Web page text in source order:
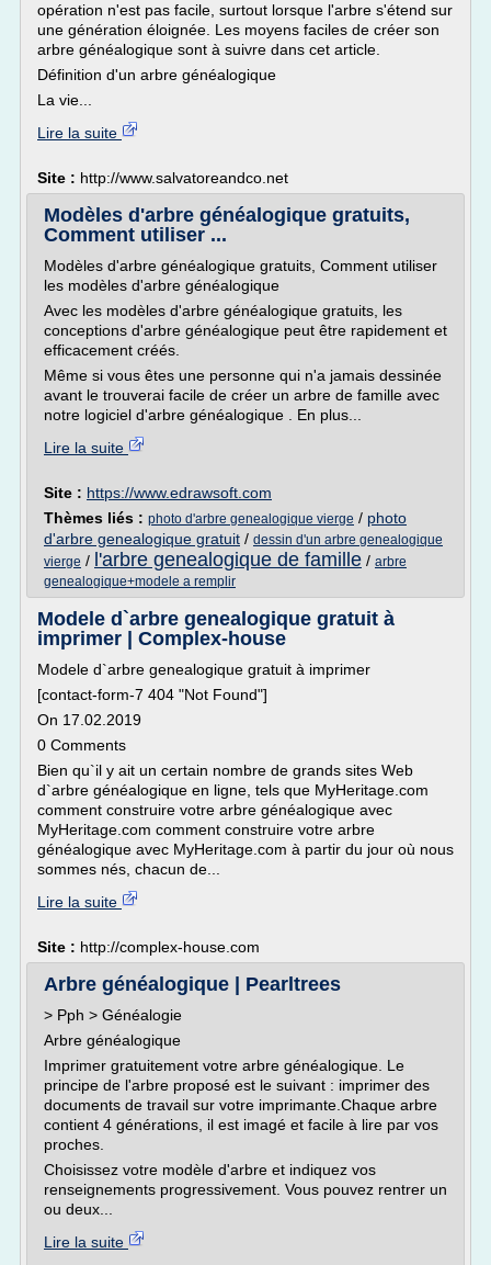
opération n'est pas facile, surtout lorsque l'arbre s'étend sur
une génération éloignée. Les moyens faciles de créer son
arbre généalogique sont à suivre dans cet article.
Définition d'un arbre généalogique
La vie...
Lire la suite
Site : http://www.salvatoreandco.net
Modèles d'arbre généalogique gratuits,
Comment utiliser ...
Modèles d'arbre généalogique gratuits, Comment utiliser
les modèles d'arbre généalogique
Avec les modèles d'arbre généalogique gratuits, les
conceptions d'arbre généalogique peut être rapidement et
efficacement créés.
Même si vous êtes une personne qui n'a jamais dessinée
avant le trouverai facile de créer un arbre de famille avec
notre logiciel d'arbre généalogique . En plus...
Lire la suite
Site : https://www.edrawsoft.com
Thèmes liés : photo d'arbre genealogique vierge / photo
d'arbre genealogique gratuit / dessin d'un arbre genealogique
vierge / l'arbre genealogique de famille / arbre
genealogique+modele a remplir
Modele d`arbre genealogique gratuit à
imprimer | Complex-house
Modele d`arbre genealogique gratuit à imprimer
[contact-form-7 404 "Not Found"]
On 17.02.2019
0 Comments
Bien qu`il y ait un certain nombre de grands sites Web
d`arbre généalogique en ligne, tels que MyHeritage.com
comment construire votre arbre généalogique avec
MyHeritage.com comment construire votre arbre
généalogique avec MyHeritage.com à partir du jour où nous
sommes nés, chacun de...
Lire la suite
Site : http://complex-house.com
Arbre généalogique | Pearltrees
> Pph > Généalogie
Arbre généalogique
Imprimer gratuitement votre arbre généalogique. Le
principe de l'arbre proposé est le suivant : imprimer des
documents de travail sur votre imprimante.Chaque arbre
contient 4 générations, il est imagé et facile à lire par vos
proches.
Choisissez votre modèle d'arbre et indiquez vos
renseignements progressivement. Vous pouvez rentrer un
ou deux...
Lire la suite